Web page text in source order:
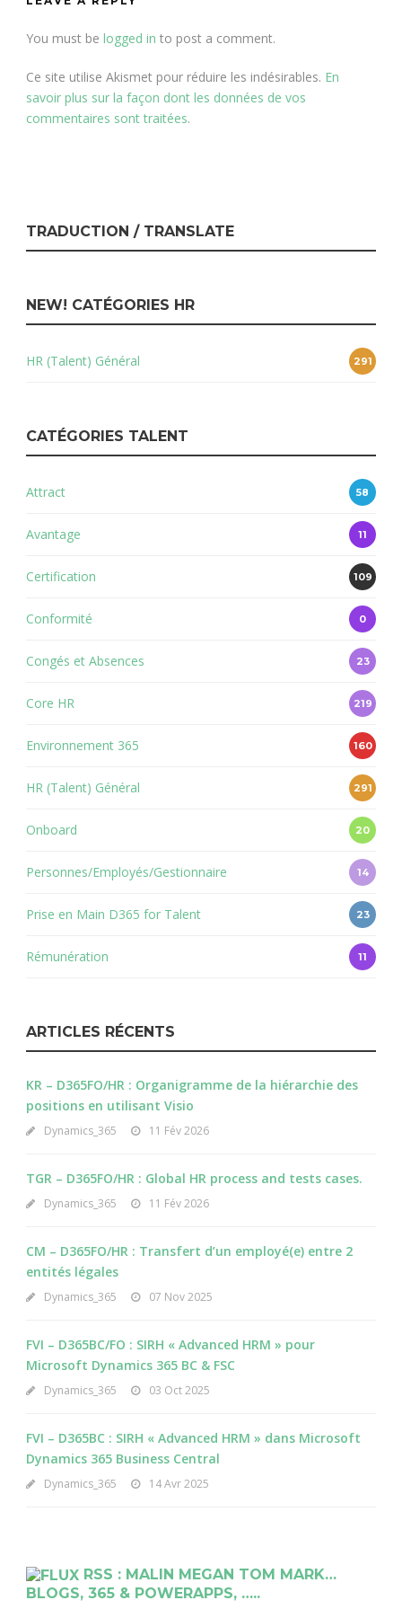
You must be logged in to post a comment.
Ce site utilise Akismet pour réduire les indésirables. En
savoir plus sur la façon dont les données de vos
commentaires sont traitées.
TRADUCTION / TRANSLATE
NEW! CATÉGORIES HR
HR (Talent) Général 291
CATÉGORIES TALENT
Attract 58
Avantage 11
Certification 109
Conformité 0
Congés et Absences 23
Core HR 219
Environnement 365 160
HR (Talent) Général 291
Onboard 20
Personnes/Employés/Gestionnaire 14
Prise en Main D365 for Talent 23
Rémunération 11
ARTICLES RÉCENTS
KR – D365FO/HR : Organigramme de la hiérarchie des
positions en utilisant Visio
Dynamics_365 11 Fév 2026
TGR – D365FO/HR : Global HR process and tests cases.
Dynamics_365 11 Fév 2026
CM – D365FO/HR : Transfert d’un employé(e) entre 2
entités légales
Dynamics_365 07 Nov 2025
FVI – D365BC/FO : SIRH « Advanced HRM » pour
Microsoft Dynamics 365 BC & FSC
Dynamics_365 03 Oct 2025
FVI – D365BC : SIRH « Advanced HRM » dans Microsoft
Dynamics 365 Business Central
Dynamics_365 14 Avr 2025
RSS : MALIN MEGAN TOM MARK…
BLOGS, 365 & POWERAPPS, …..